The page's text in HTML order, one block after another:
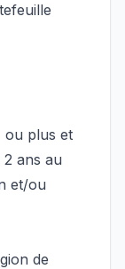
ou plus et
2 ans au
et/ou
de